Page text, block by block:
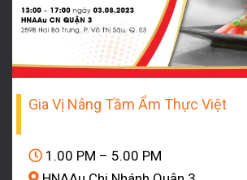
Gia Vị Nâng Tầm Ẩm Thực Việt
1.00 PM – 5.00 PM